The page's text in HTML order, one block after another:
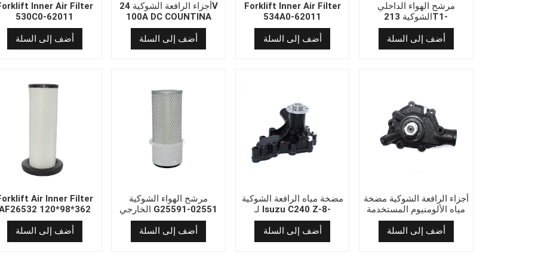
Inner Air Filter
530C0-62011
أضف إلى السلة
أجزاء الرافعة الشوكية 24V
100A DC COUNTINA
CANKE MANT ZJW100A
أضف إلى السلة
Forklift Inner Air Filter
534A0-62011
أضف إلى السلة
مرشح الهواء الداخلي
الشوكية 213T1-
02021/FA06-002A
أضف إلى السلة
Air Inner Filter
120*98*362
أضف إلى السلة
مرشح الهواء الشوكية
الخارجي G25591-02551
أضف إلى السلة
مضخة مياه الرافعة الشوكية
لـ Isuzu C240 ​​Z-8-
94483-167-1/Z-8-
14600-169-0/Z-8-
94376-863-0/Z-5-
أضف إلى السلة
أجزاء الرافعة الشوكية مضخة
مياه الألومنيوم المستخدمة
في Mitsubishi S4e مع
OEM 34345-00013
أضف إلى السلة